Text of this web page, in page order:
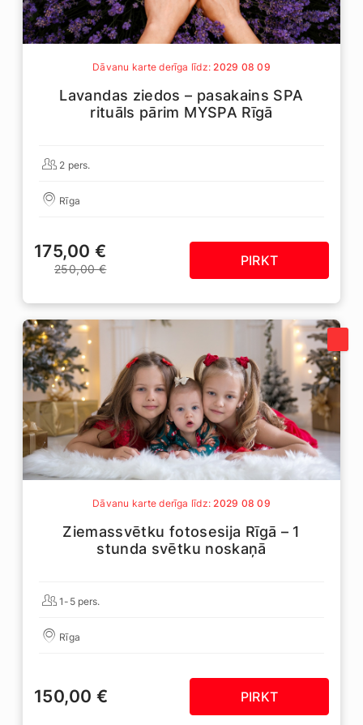
Dāvanu karte derīga līdz:2029 08 09
Lavandas ziedos – pasakains SPA
rituāls pārim MYSPA Rīgā
2 pers.
Rīga
175,00 €
250,00 €
PIRKT
Dāvanu karte derīga līdz: 2029 08 09
Ziemassvētku fotosesija Rīgā – 1
stunda svētku noskaņā
1-5 pers.
Rīga
150,00 € PIRKT